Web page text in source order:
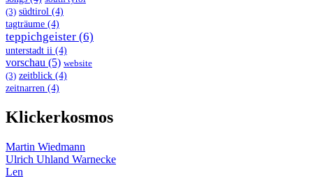
(3) südtirol (4)
tagträume (4)
teppichgeister (6)
unterstadt ii (4)
vorschau (5) website
(3) zeitblick (4)
zeitnarren (4)
Klickerkosmos
Martin Wiedmann
Ulrich Uhland Warnecke
Len